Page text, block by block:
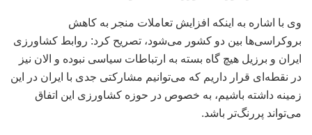
وی با اشاره به اینکه افزایش تعاملات منجر به کاهش
بروکراسی‌ها بین دو کشور می‌شود، تصریح کرد: روابط کشاورزی
ایران و برزیل هیچ گاه بسته به ارتباطات سیاسی نبوده و الان نیز
در نقطه‌ای قرار داریم که می‌توانیم مشارکتی جدی با ایران در این
زمینه داشته باشیم، به خصوص در حوزه کشاورزی این اتفاق
می‌تواند پررنگ‌تر باشد.